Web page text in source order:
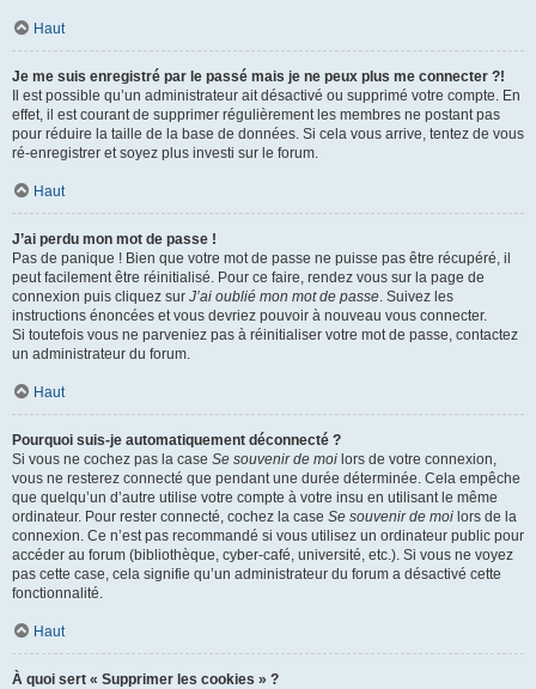
Haut
Je me suis enregistré par le passé mais je ne peux plus me connecter ?!
Il est possible qu’un administrateur ait désactivé ou supprimé votre compte. En
effet, il est courant de supprimer régulièrement les membres ne postant pas
pour réduire la taille de la base de données. Si cela vous arrive, tentez de vous
ré-enregistrer et soyez plus investi sur le forum.
Haut
J’ai perdu mon mot de passe !
Pas de panique ! Bien que votre mot de passe ne puisse pas être récupéré, il
peut facilement être réinitialisé. Pour ce faire, rendez vous sur la page de
connexion puis cliquez sur J’ai oublié mon mot de passe. Suivez les
instructions énoncées et vous devriez pouvoir à nouveau vous connecter.
Si toutefois vous ne parveniez pas à réinitialiser votre mot de passe, contactez
un administrateur du forum.
Haut
Pourquoi suis-je automatiquement déconnecté ?
Si vous ne cochez pas la case Se souvenir de moi lors de votre connexion,
vous ne resterez connecté que pendant une durée déterminée. Cela empêche
que quelqu’un d’autre utilise votre compte à votre insu en utilisant le même
ordinateur. Pour rester connecté, cochez la case Se souvenir de moi lors de la
connexion. Ce n’est pas recommandé si vous utilisez un ordinateur public pour
accéder au forum (bibliothèque, cyber-café, université, etc.). Si vous ne voyez
pas cette case, cela signifie qu’un administrateur du forum a désactivé cette
fonctionnalité.
Haut
À quoi sert « Supprimer les cookies » ?